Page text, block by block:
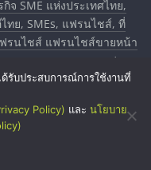
จ SME แห่งประเทศไทย,
ทย, SMEs, แฟรนไชส์, ที่
รนไชส์ แฟรนไชส์ขายหน้า
ทุนและขยายสาขาแฟรน
หรับเปิดร้าน ปรึกษาฟรี,
รับประสบการณ์การใช้งานที่
Policy) และ นโยบาย